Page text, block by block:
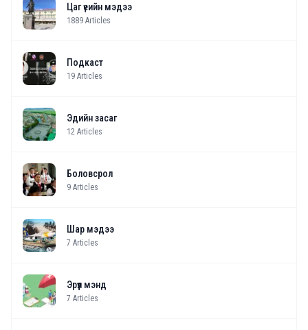
Цаг үеийн мэдээ
1889 Articles
Подкаст
19 Articles
Эдийн засаг
12 Articles
Боловсрол
9 Articles
Шар мэдээ
7 Articles
Эрүүл мэнд
7 Articles